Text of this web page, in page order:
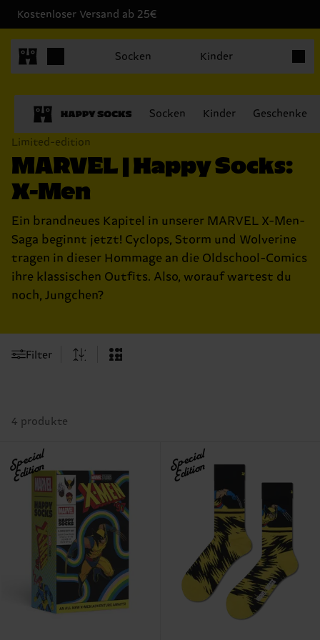
Kostenloser Versand ab 25€
Socken Kinder
Socken Kinder Geschenke
Limited-edition
MARVEL | Happy Socks:
X-Men
Ein brandneues Kapitel in unserer MARVEL X-Men-
Saga beginnt jetzt! Cyclops, Storm und Wolverine
tragen in dieser Hommage an die Oldschool-Comics
ihre klassischen Outfits. Also, worauf wartest du
noch, Jungchen?
Filter
4 produkte
Special
Edition Special
Edition